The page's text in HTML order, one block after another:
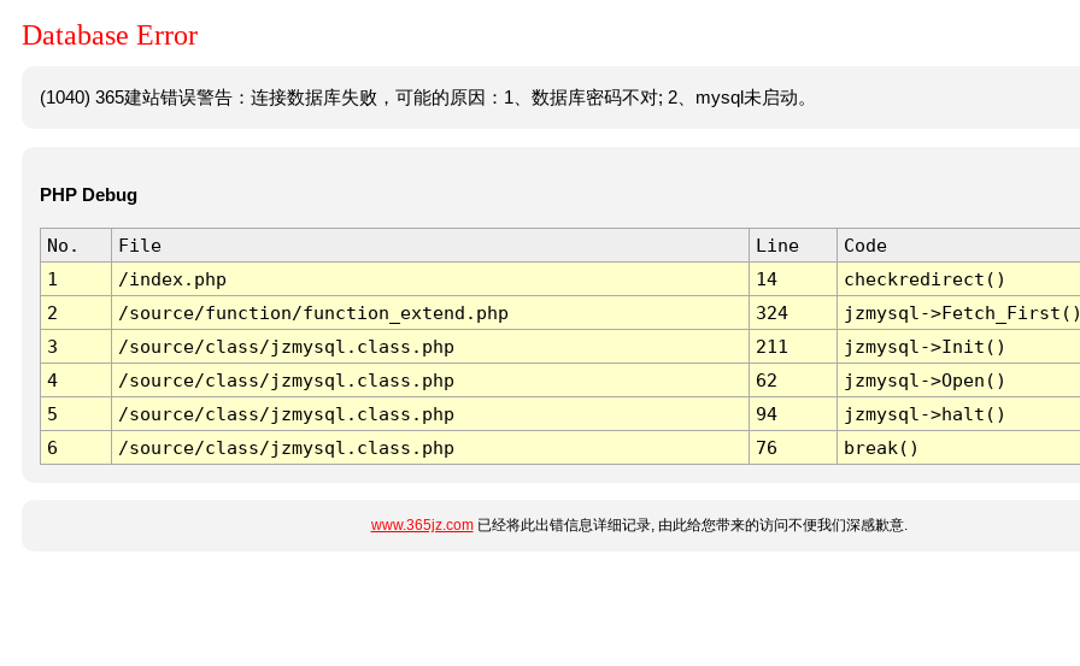
Database Error
(1040) 365建站错误警告：连接数据库失败，可能的原因：1、数据库密码不对; 2、mysql未启动。
PHP Debug
No. File Line
Code
1
/index.php 14
checkredirect()
2
/source/function/function_extend.php 324
jzmysql-
3
/source/class/jzmysql.class.php 211
jzmysql->Init()
4
/source/class/jzmysql.class.php 62
jzmysql->Open()
5
/source/class/jzmysql.class.php 94
jzmysql->halt()
6
/source/class/jzmysql.class.php 76 break()
www.365jz.com已经将此出错信息详细记录, 由此给您带来的访问不便我们深感歉意.